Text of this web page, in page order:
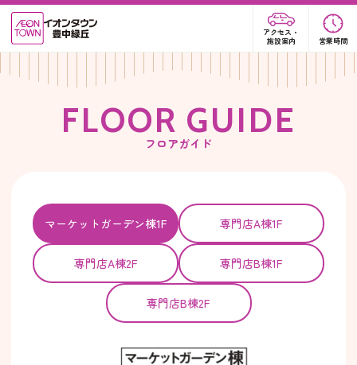
アクセス・
施設案内
営業時間
FLOOR GUIDE
フロアガイド
マーケットガーデン棟1F 専門店A棟1F
専門店A棟2F 専門店B棟1F
専門店B棟2F